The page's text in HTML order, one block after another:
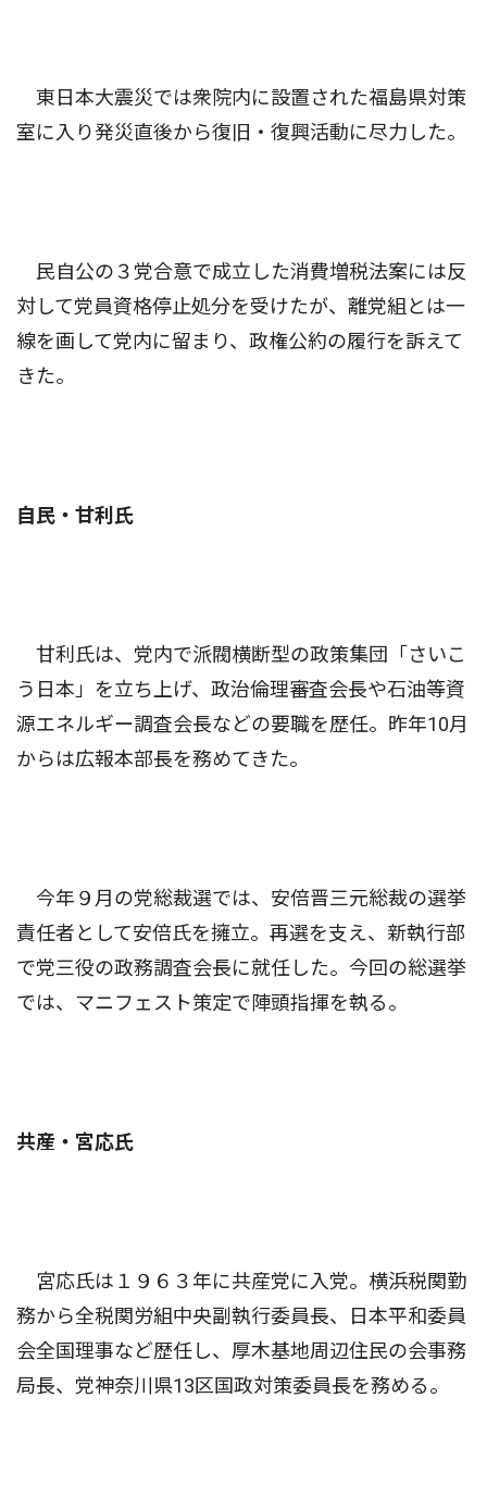
東日本大震災では衆院内に設置された福島県対策
室に入り発災直後から復旧・復興活動に尽力した。
民自公の３党合意で成立した消費増税法案には反
対して党員資格停止処分を受けたが、離党組とは一
線を画して党内に留まり、政権公約の履行を訴えて
きた。
自民・甘利氏
甘利氏は、党内で派閥横断型の政策集団「さいこ
う日本」を立ち上げ、政治倫理審査会長や石油等資
源エネルギー調査会長などの要職を歴任。昨年10月
からは広報本部長を務めてきた。
今年９月の党総裁選では、安倍晋三元総裁の選挙
責任者として安倍氏を擁立。再選を支え、新執行部
で党三役の政務調査会長に就任した。今回の総選挙
では、マニフェスト策定で陣頭指揮を執る。
共産・宮応氏
宮応氏は１９６３年に共産党に入党。横浜税関勤
務から全税関労組中央副執行委員長、日本平和委員
会全国理事など歴任し、厚木基地周辺住民の会事務
局長、党神奈川県13区国政対策委員長を務める。